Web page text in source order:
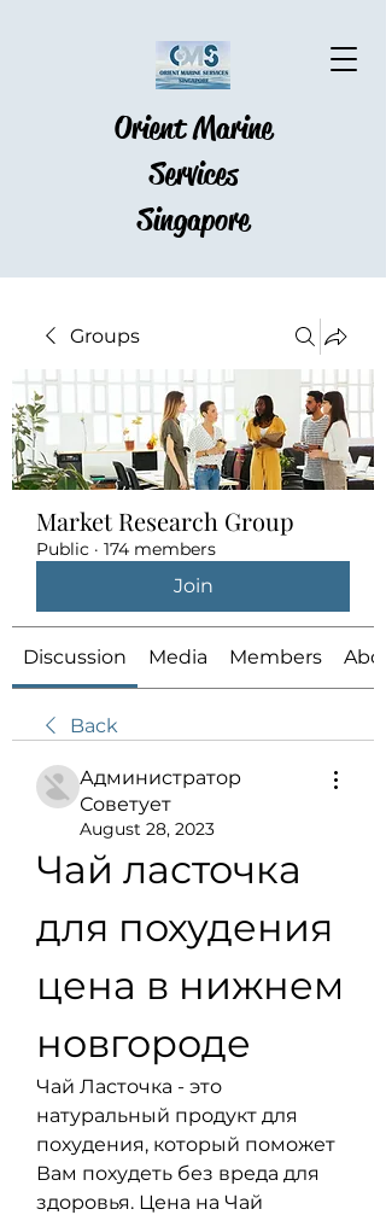
Orient Marine
Services
Singapore
Groups
Market Research Group
Public · 174 members
Join
Discussion Media Members
Back
Администратор
Советует
August 28, 2023
Чай ласточка
для похудения
цена в нижнем
новгороде
Чай Ласточка - это
натуральный продукт для
похудения, который поможет
Вам похудеть без вреда для
здоровья. Цена на Чай